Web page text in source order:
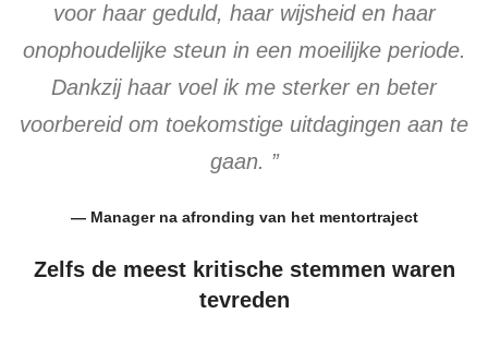
voor haar geduld, haar wijsheid en haar
onophoudelijke steun in een moeilijke periode.
Dankzij haar voel ik me sterker en beter
voorbereid om toekomstige uitdagingen aan te
gaan. ”
— Manager na afronding van het mentortraject
Zelfs de meest kritische stemmen waren
tevreden